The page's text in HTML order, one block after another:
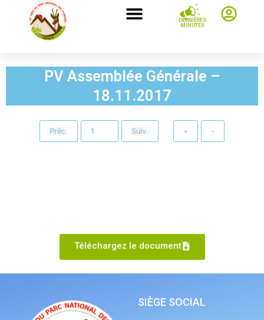
DERNIÈRES
MINUTES
PV Assemblée Générale –
18.11.2017
Préc. Suiv. + -
Téléchargez le document
SIÈGE SOCIAL